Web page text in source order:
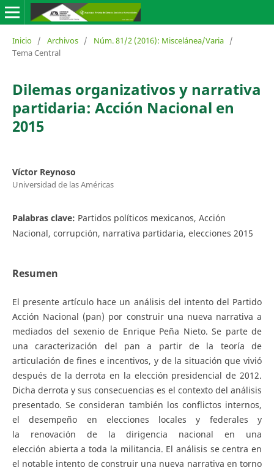
Inicio / Archivos / Núm. 81/2 (2016): Miscelánea/Varia /
Tema Central
Dilemas organizativos y narrativa
partidaria: Acción Nacional en
2015
Víctor Reynoso
Universidad de las Américas
Palabras clave: Partidos políticos mexicanos, Acción
Nacional, corrupción, narrativa partidaria, elecciones 2015
Resumen
El presente artículo hace un análisis del intento del Partido
Acción Nacional (pan) por construir una nueva narrativa a
mediados del sexenio de Enrique Peña Nieto. Se parte de
una caracterización del pan a partir de la teoría de
articulación de fines e incentivos, y de la situación que vivió
después de la derrota en la elección presidencial de 2012.
Dicha derrota y sus consecuencias es el contexto del análisis
presentado. Se consideran también los conflictos internos,
el desempeño en elecciones locales y federales y
la renovación de la dirigencia nacional en una
elección abierta a toda la militancia. El análisis se centra en
el notable intento de construir una nueva narrativa en torno